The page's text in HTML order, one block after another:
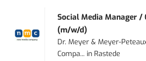
Social Media Manager /
(m/w/d)
Dr. Meyer & Meyer-
Compa... in Rastede